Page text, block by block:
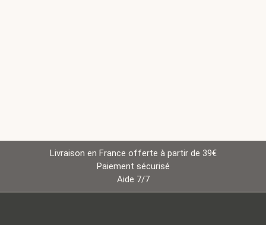
Livraison en France offerte à partir de 39€
Paiement sécurisé
Aide 7/7